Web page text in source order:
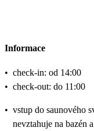
Informace
• check-in: od 14:00
• check-out: do 11:00
• vstup do saunového
nevztahuje na bazén